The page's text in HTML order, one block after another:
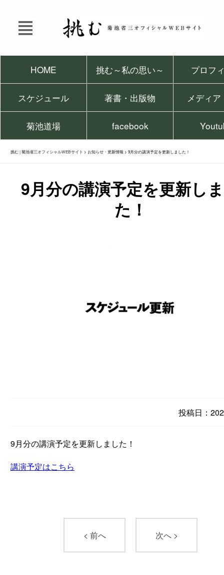
HOME 挑む～私の思い～ プロフ
スケジュール 著書・出版物 メディア
菊池道場 facebook
挑む | 菊池省三オフィシャルWEBサイト > お知らせ・更新情報 > 9月分の講演予定を更新しました！
9月分の講演予定を更新し
た！
投稿日：
9月分の講演予定を更新しました！
講演予定はこちら
< 前へ 次へ >